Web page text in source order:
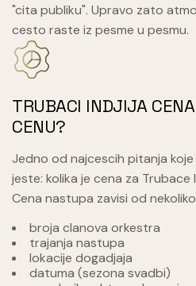
"cita publiku". Upravo zato
cesto raste iz pesme u pesmu.
TRUBACI INDJIJA
CENU?
Jedno od najcescih pitanja
jeste: kolika je cena za Trubace
Cena nastupa zavisi od
broja clanova orkestra
trajanja nastupa
lokacije dogadjaja
datuma (sezona svadbi)